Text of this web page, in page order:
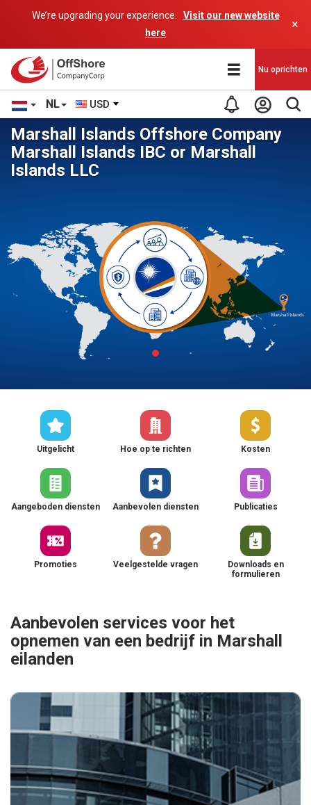
We’re upgrading your experience.
Visit our new website
here
×
NL USD
Nu oprichten
Marshall Islands Offshore Company
Marshall Islands IBC or Marshall
Islands LLC
Uitgelicht Hoe op te richten Kosten
Aangeboden diensten Aanbevolen diensten Publicaties
Promoties Veelgestelde vragen
Downloads en
formulieren
Aanbevolen services voor het
opnemen van een bedrijf in Marshall
eilanden